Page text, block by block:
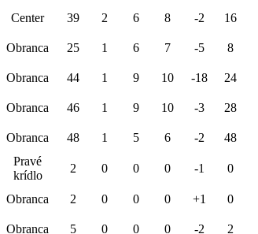
Center 39 2 6 8 -2 16
Obranca 25 1 6 7 -5 8
Obranca 44 1 9 10 -18 24
Obranca 46 1 9 10 -3 28
Obranca 48 1 5 6 -2 48
Pravé
krídlo
2 0 0 0 -1 0
Obranca 2 0 0 0 +1 0
Obranca 5 0 0 0 -2 2